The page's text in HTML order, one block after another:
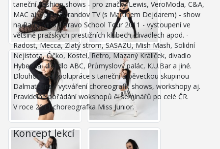
taneční Fashion shows - pro značky Lewis, VeroModa, C&A,
MAC aj. - ples Barandov TV (s Martinem Dejdarem) - show
na Party Miss - Bravo School Tour 2011 - vystoupení ve
většině pražských prestižních klubech, divadlech apod. -
Radost, Mecca, Zlatý strom, SASAZU, Mish Mash, Solidní
Nejistota, Óčko, Kostel, Retro, Mazaný Králíček, divadlo
Hybernia, divadlo ABC, Průmyslový palác, K.U.Bar a jiné.
Dlouhodobá spolupráce s taneční a pěveckou skupinou
Dalmateens - vytváření choreografií, shows, workshopy aj.
Pravidelné pořádání wokshopů či seminářů po celé ČR.
V roce 2011 choreografka Miss Junior.
Koncept lekcí